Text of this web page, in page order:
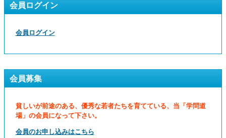
会員ログイン
会員ログイン
会員募集
貧しいが前途のある、優秀な若者たちを育てている、当「学問道
場」の会員になって下さい。
会員のお申し込みはこちら